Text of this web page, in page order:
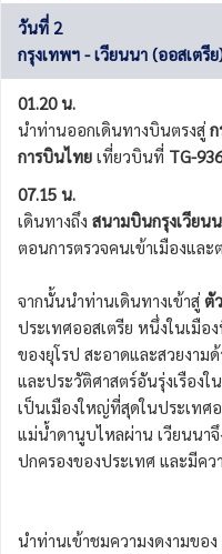
วันที่ 2
กรุงเทพฯ - เวียนนา (ออสเตรี
01.20 น.
นำท่านออกเดินทางบินตรงสู่ ก
การบินไทย เที่ยวบินที่ TG-936
07.15 น.
เดินทางถึง สนามบินกรุงเวียน
ตอนการตรวจคนเข้าเมืองและ
จากนั้นนำท่านเดินทางเข้าสู่ ตั
ประเทศออสเตรีย หนึ่งในเมือ
ของยุโรป สะอาดและสวยงา
และประวัติศาสตร์อันรุ่งเรืองใ
เป็นเมืองใหญ่ที่สุดในประเทศ
แม่น้ำดานูบไหลผ่าน เวียนนาจึ
ปกครองของประเทศ และมีค
นำท่านเข้าชมความงดงามของ